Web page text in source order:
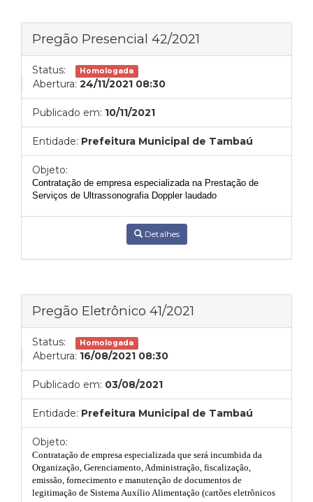
Pregão Presencial 42/2021
Status: Homologada
Abertura: 24/11/2021 08:30
Publicado em: 10/11/2021
Entidade: Prefeitura Municipal de Tambaú
Objeto:
Contratação de empresa especializada na Prestação de
Serviços de Ultrassonografia Doppler laudado
Detalhes
Pregão Eletrônico 41/2021
Status: Homologada
Abertura: 16/08/2021 08:30
Publicado em: 03/08/2021
Entidade: Prefeitura Municipal de Tambaú
Objeto:
Contratação de empresa especializada que será incumbida da
Organização, Gerenciamento, Administração, fiscalização,
emissão, fornecimento e manutenção de documentos de
legitimação de Sistema Auxílio Alimentação (cartões eletrônicos